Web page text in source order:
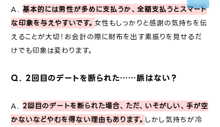
A. 基本的には男性が多めに支払うか、全額支払うとスマート
な印象を与えやすいです。 女性もしっかりと感謝の気持ちを伝
えることが大切！お会計の際に財布を出す素振りを見せるだ
けでも印象は変わります。
Q. 2回目のデートを断られた……脈はない？
A. 2回目のデートを断られた場合、ただ、いそがしい、手が空
かないなどやむを得ない理由もあります。 しかし気持ちが冷